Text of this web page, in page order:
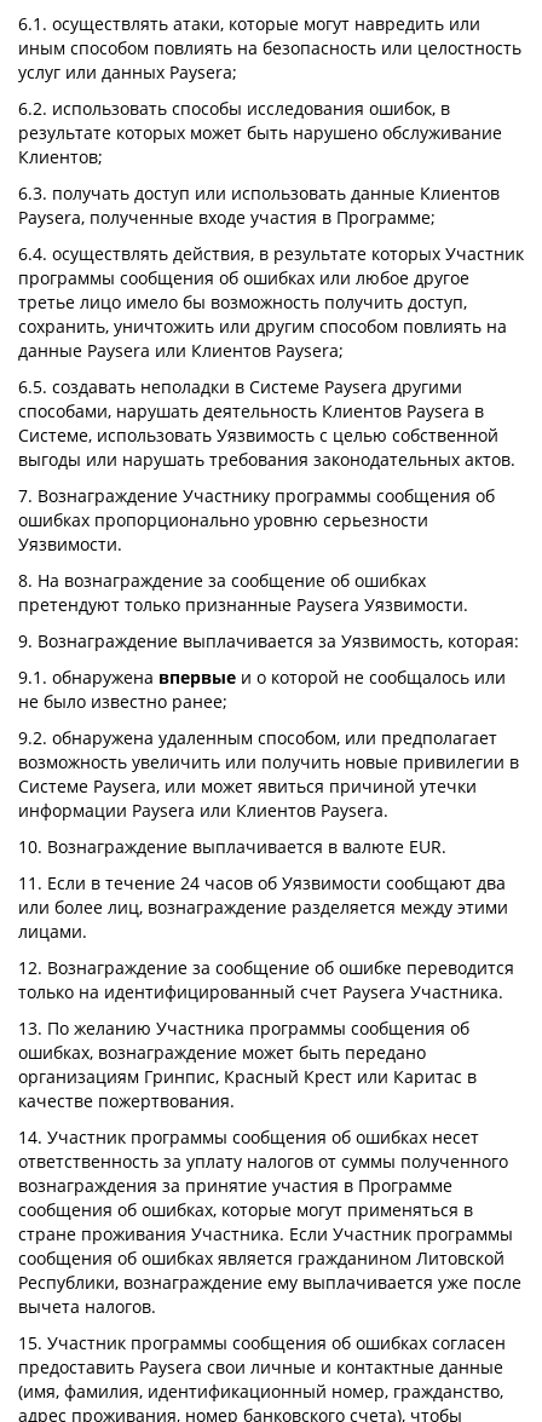
6.1. осуществлять атаки, которые могут навредить или
иным способом повлиять на безопасность или целостность
услуг или данных Paysera;
6.2. использовать способы исследования ошибок, в
результате которых может быть нарушено обслуживание
Клиентов;
6.3. получать доступ или использовать данные Клиентов
Paysera, полученные входе участия в Программе;
6.4. осуществлять действия, в результате которых Участник
программы сообщения об ошибках или любое другое
третье лицо имело бы возможность получить доступ,
сохранить, уничтожить или другим способом повлиять на
данные Paysera или Клиентов Paysera;
6.5. создавать неполадки в Системе Paysera другими
способами, нарушать деятельность Клиентов Paysera в
Системе, использовать Уязвимость с целью собственной
выгоды или нарушать требования законодательных актов.
7. Вознаграждение Участнику программы сообщения об
ошибках пропорционально уровню серьезности
Уязвимости.
8. На вознаграждение за сообщение об ошибках
претендуют только признанные Paysera Уязвимости.
9. Вознаграждение выплачивается за Уязвимость, которая:
9.1. обнаружена впервые и о которой не сообщалось или
не было известно ранее;
9.2. обнаружена удаленным способом, или предполагает
возможность увеличить или получить новые привилегии в
Системе Paysera, или может явиться причиной утечки
информации Paysera или Клиентов Paysera.
10. Вознаграждение выплачивается в валюте EUR.
11. Если в течение 24 часов об Уязвимости сообщают два
или более лиц, вознаграждение разделяется между этими
лицами.
12. Вознаграждение за сообщение об ошибке переводится
только на идентифицированный счет Paysera Участника.
13. По желанию Участника программы сообщения об
ошибках, вознаграждение может быть передано
организациям Гринпис, Красный Крест или Каритас в
качестве пожертвования.
14. Участник программы сообщения об ошибках несет
ответственность за уплату налогов от суммы полученного
вознаграждения за принятие участия в Программе
сообщения об ошибках, которые могут применяться в
стране проживания Участника. Если Участник программы
сообщения об ошибках является гражданином Литовской
Республики, вознаграждение ему выплачивается уже после
вычета налогов.
15. Участник программы сообщения об ошибках согласен
предоставить Paysera свои личные и контактные данные
(имя, фамилия, идентификационный номер, гражданство,
адрес проживания, номер банковского счета), чтобы